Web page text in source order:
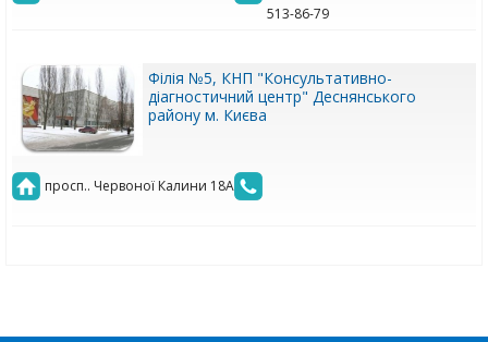
513-86-79
Філія №5, КНП "Консультативно-
діагностичний центр" Деснянського
району м. Києва
просп.. Червоної Калини 18А